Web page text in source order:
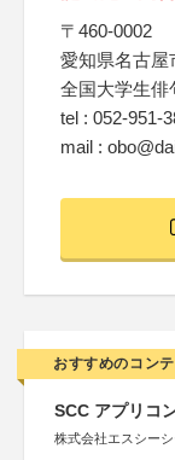
〒460-0002
愛知県名古屋
全国大学生俳
tel : 052-951-
mail :
おすすめのコン
SCC アプリコ
株式会社エスシーシ